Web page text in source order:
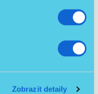
Zobrazit detaily
Detail